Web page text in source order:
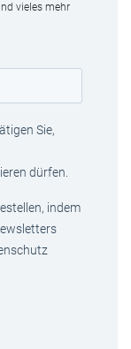
vieles mehr
Sie,
dürfen.
indem